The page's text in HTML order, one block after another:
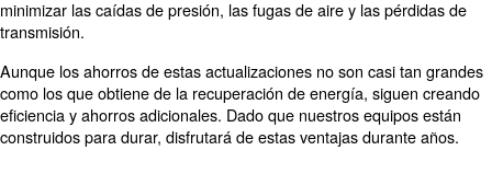
Incluso si utiliza equipos más antiguos, puede seguir
de la implementación de estos controles y herramientas
supervisión. Por lo general, se pueden añadir a casi
compresor de aire.